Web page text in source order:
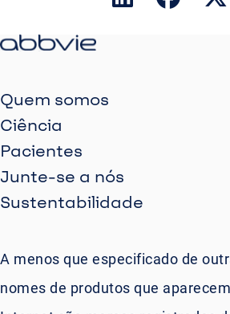
Quem somos
Ciência
Pacientes
Junte-se a nós
Sustentabilidade
A menos que especificado de
nomes de produtos que